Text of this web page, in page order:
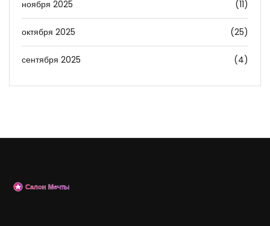
ноября 2025 (11)
октября 2025 (25)
сентября 2025 (4)